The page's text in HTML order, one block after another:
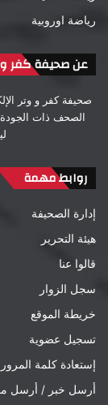
رياضة اوروبية
عن صحيفة كفر و
صحيفة كفر و وتر
الصحف ذات الجودة
روابط مهمة
إدارة الصحيفة
هيئة التحرير
قالوا عنا
سجل الزوار
خريطة الموقع
تسجيل عضوية
إستعادة كلمة المرور
أرسل خبر / أرسل